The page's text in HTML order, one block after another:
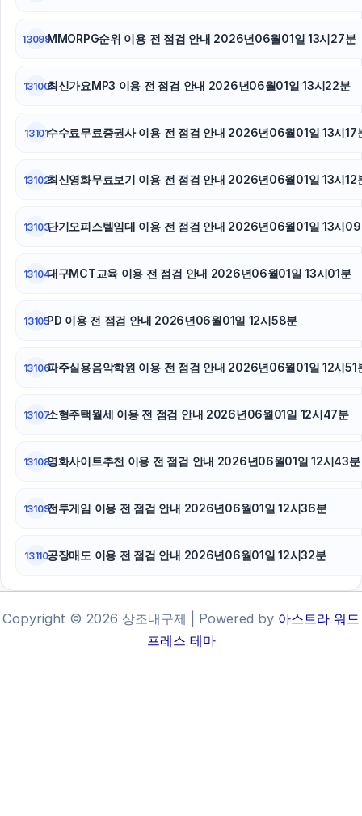
13099MMORPG순위 이용 전 점검 안내 2026년06월01일 13시27분
13100최신가요MP3 이용 전 점검 안내 2026년06월01일 13시22분
13101수수료무료증권사 이용 전 점검 안내 2026년06월01일 13시17
13102최신영화무료보기 이용 전 점검 안내 2026년06월01일 13시12
13103단기오피스텔임대 이용 전 점검 안내 2026년06월01일 13시
13104대구MCT교육 이용 전 점검 안내 2026년06월01일 13시01분
13105PD 이용 전 점검 안내 2026년06월01일 12시58분
13106파주실용음악학원 이용 전 점검 안내 2026년06월01일 12시51
13107소형주택월세 이용 전 점검 안내 2026년06월01일 12시47분
13108영화사이트추천 이용 전 점검 안내 2026년06월01일 12시43분
13109전투게임 이용 전 점검 안내 2026년06월01일 12시36분
13110공장매도 이용 전 점검 안내 2026년06월01일 12시32분
Copyright © 2026 상조내구제 | Powered by 아스트라 워드
프레스 테마